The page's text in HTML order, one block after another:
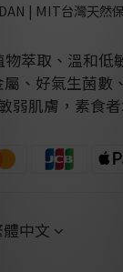
| MIT台灣天然
物萃取、溫和低
屬、好氣生菌數
弱肌膚，素食
體中文